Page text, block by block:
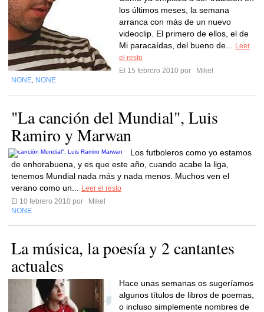
los últimos meses, la semana
arranca con más de un nuevo
videoclip. El primero de ellos, el de
Mi paracaídas, del bueno de...
Leer
el resto
El 15 febrero 2010 por
Mikel
NONE NONE
"La canción del Mundial", Luis
Ramiro y Marwan
Los futboleros como yo estamos
de enhorabuena, y es que este año, cuando acabe la liga,
tenemos Mundial nada más y nada menos. Muchos ven el
verano como un...
Leer el resto
El 10 febrero 2010 por
Mikel
NONE
La música, la poesía y 2 cantantes
actuales
Hace unas semanas os sugeríamos
algunos títulos de libros de poemas,
o incluso simplemente nombres de